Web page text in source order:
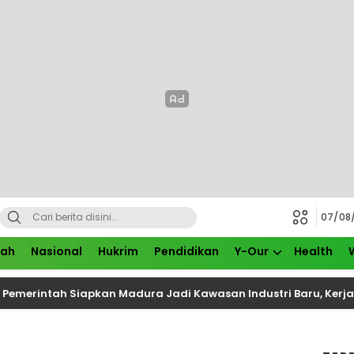
07/
Nasional Hukrim Pendidikan Y-Our Health
Siapkan Madura Jadi Kawasan Industri Baru, Kerja